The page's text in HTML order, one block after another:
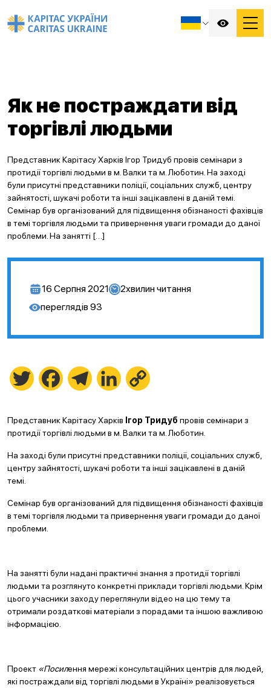
Як не постраждати від
торгівлі людьми
Представник Карітасу Харків Ігор Тридуб провів семінари з
протидії торгівлі людьми в м. Валки та м. Люботин. На заході
були присутні представники поліції, соціальних служб, центру
зайнятості, шукачі роботи та інші зацікавлені в даній темі.
Семінар був організований для підвищення обізнаності фахівців
в темі торгівля людьми та привернення уваги громади до даної
проблеми. На занятті […]
16 Серпня 2021 2хвилин читання
переглядів 93
Twitter FacebookTelegramLinkedIn
Представник Карітасу Харків Ігор Тридуб провів семінари з
протидії торгівлі людьми в м. Валки та м. Люботин.
На заході були присутні представники поліції, соціальних служб,
центру зайнятості, шукачі роботи та інші зацікавлені в даній
темі.
Семінар був організований для підвищення обізнаності фахівців
в темі торгівля людьми та привернення уваги громади до даної
проблеми.
На занятті були надані практичні знання з протидії торгівлі
людьми та розглянуто конкретні приклади торгівлі людьми. Крім
цього учасники заходу переглянули відео на цю тему та
отримали роздаткові матеріали з порадами та іншою важливою
інформацією.
Проект «Посилення мережі консультаційних центрів для людей,
які постраждали від торгівлі людьми в Україні» реалізовується